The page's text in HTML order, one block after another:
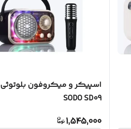
اسپیکر و میکروفون بلوتوثی
SODO SD09
1,545,000